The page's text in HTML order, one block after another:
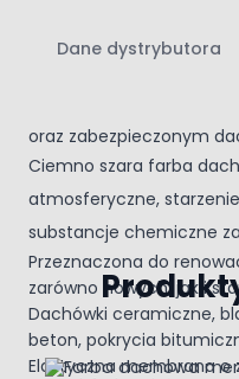
farby, by efektywnie
Zainwestuj w produkt,
oraz zabezpieczonym
Ciemno szara farba
atmosferyczne,
substancje chemiczne
Przeznaczona do
zarówno nowych, jak i
Dachówki ceramiczne,
beton, pokrycia
Elastyczna membrana o
Dane dystrybutora
Navigating through the
Press to skip carousel
Press to go to carousel